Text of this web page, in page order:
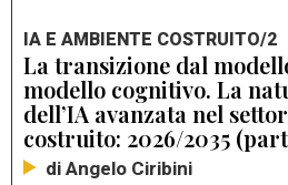
IA E AMBIENTE COSTRUITO/2
La transizione dal
modello cognitivo. La
dell’IA avanzata nel
costruito: 2026/2035
di Angelo Ciribini